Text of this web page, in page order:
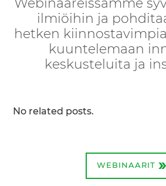
Webinaareissamme
ilmiöihin ja
hetken
kuuntelemaan
keskusteluita ja
No related posts.
WEBINAARIT »